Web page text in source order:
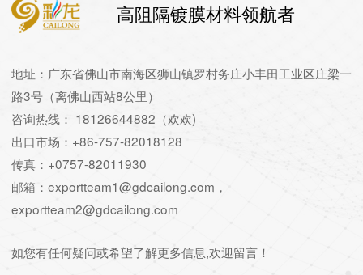
高阻隔镀膜材料领航者
地址：广东省佛山市南海区狮山镇罗村务庄小丰田工业区庄梁一
路3号（离佛山西站8公里）
咨询热线： 18126644882（欢欢)
出口市场：+86-757-82018128
传真：+0757-82011930
邮箱：exportteam1@gdcailong.com，
exportteam2@gdcailong.com
如您有任何疑问或希望了解更多信息,欢迎留言！